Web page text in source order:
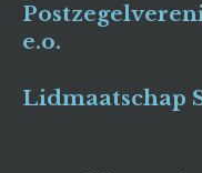
e.o.
Lidmaatschap